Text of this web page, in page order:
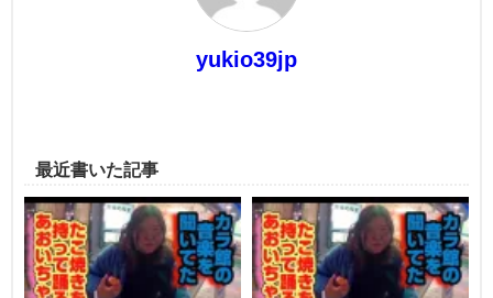
yukio39jp
最近書いた記事